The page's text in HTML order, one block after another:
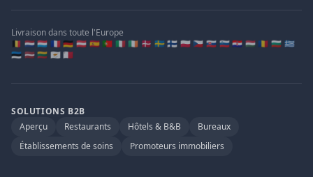
Livraison dans toute l'Europe
🇧🇪 🇳🇱 🇱🇺 🇫🇷 🇩🇪 🇦🇹 🇪🇸 🇵🇹 🇮🇹 🇮🇪 🇩🇰 🇸🇪 🇫🇮 🇵🇱 🇨🇿 🇸🇰 🇸🇮 🇭🇷 🇭🇺 🇷🇴 🇧🇬 🇬🇷
🇪🇪 🇱🇻 🇱🇹 🇨🇾 🇲🇹
SOLUTIONS B2B
Aperçu
Restaurants Hôtels & B&B
Bureaux
Établissements de soins
Promoteurs immobiliers